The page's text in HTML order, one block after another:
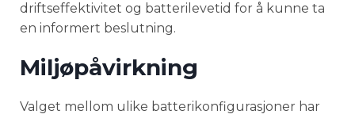
driftseffektivitet og batterilevetid for å kunne ta
en informert beslutning.
Miljøpåvirkning
Valget mellom ulike batterikonfigurasjoner har